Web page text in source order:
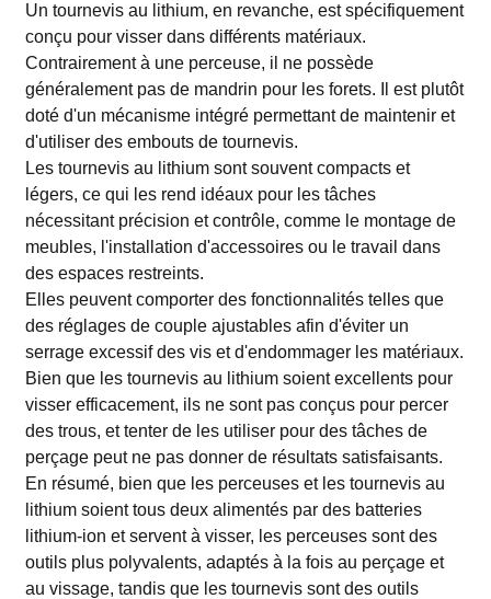
Un tournevis au lithium, en revanche, est spécifiquement
conçu pour visser dans différents matériaux.
Contrairement à une perceuse, il ne possède
généralement pas de mandrin pour les forets. Il est plutôt
doté d'un mécanisme intégré permettant de maintenir et
d'utiliser des embouts de tournevis.
Les tournevis au lithium sont souvent compacts et
légers, ce qui les rend idéaux pour les tâches
nécessitant précision et contrôle, comme le montage de
meubles, l'installation d'accessoires ou le travail dans
des espaces restreints.
Elles peuvent comporter des fonctionnalités telles que
des réglages de couple ajustables afin d'éviter un
serrage excessif des vis et d'endommager les matériaux.
Bien que les tournevis au lithium soient excellents pour
visser efficacement, ils ne sont pas conçus pour percer
des trous, et tenter de les utiliser pour des tâches de
perçage peut ne pas donner de résultats satisfaisants.
En résumé, bien que les perceuses et les tournevis au
lithium soient tous deux alimentés par des batteries
lithium-ion et servent à visser, les perceuses sont des
outils plus polyvalents, adaptés à la fois au perçage et
au vissage, tandis que les tournevis sont des outils